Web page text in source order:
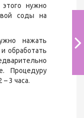
нужно
соды на
нажать
обработать
Процедуру
3 часа.